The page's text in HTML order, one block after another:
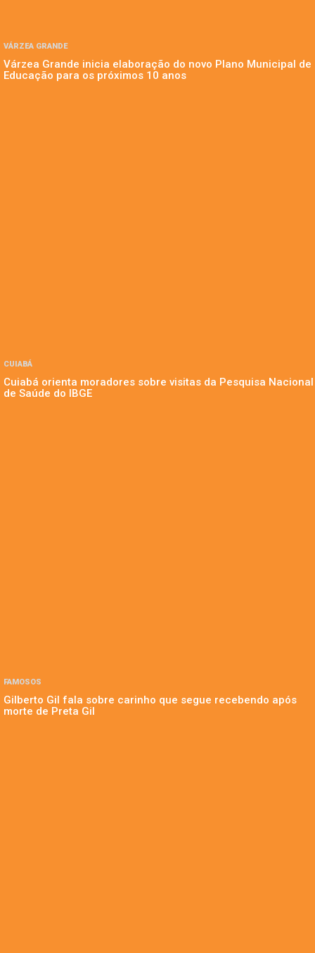
VÁRZEA GRANDE
Várzea Grande inicia elaboração do novo Plano Municipal de
Educação para os próximos 10 anos
CUIABÁ
Cuiabá orienta moradores sobre visitas da Pesquisa Nacional
de Saúde do IBGE
FAMOSOS
Gilberto Gil fala sobre carinho que segue recebendo após
morte de Preta Gil